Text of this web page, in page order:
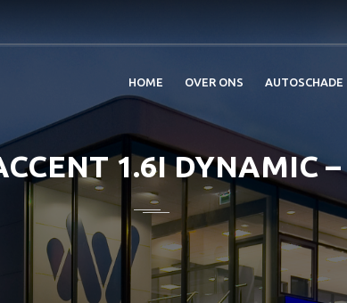
HOME OVER ONS AUTOSCHADE
1.6I DYNAMIC